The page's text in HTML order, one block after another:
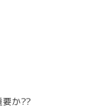
か??